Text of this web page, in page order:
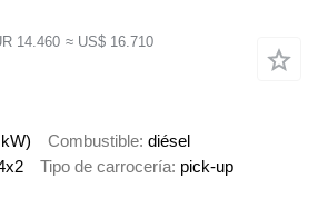
14.460 ≈ US$ 16.710
Combustible diésel
Tipo de carrocería pick-up